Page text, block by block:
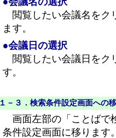
閲覧したい会議名をク
ます。
●会議日の選択
閲覧したい会議日をク
す。
１－３．検索条件設定画面への
画面左部の「ことばで
条件設定画面に移ります